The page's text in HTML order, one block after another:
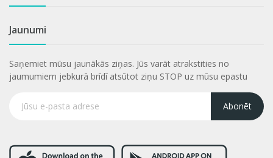
Jaunumi
Saņemiet mūsu jaunākās ziņas. Jūs varāt atrakstities no
jaumumiem jebkurā brīdī atsūtot ziņu STOP uz mūsu epastu
Abonēt